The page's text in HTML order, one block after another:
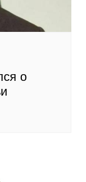
о